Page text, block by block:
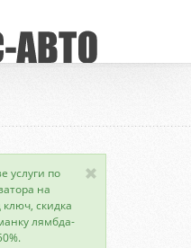
услуги по
на
скидка
лямбда-